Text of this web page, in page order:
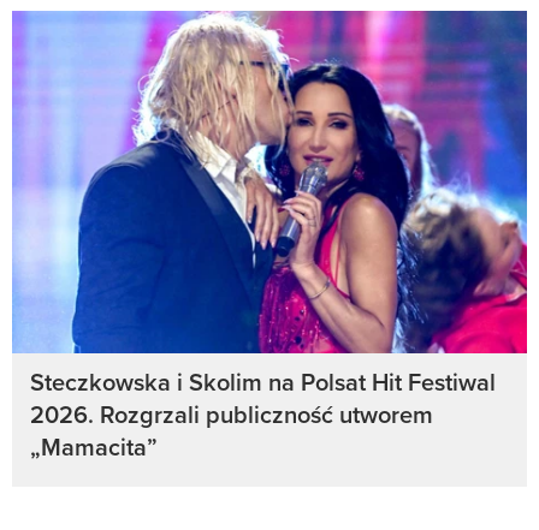
Steczkowska i Skolim na Polsat Hit Festiwal
2026. Rozgrzali publiczność utworem
„Mamacita”